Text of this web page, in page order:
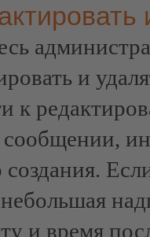
и
к
создания.
и время